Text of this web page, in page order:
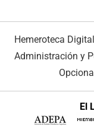
Hemeroteca
Administración y
El